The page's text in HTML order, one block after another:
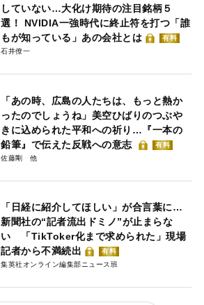
していない…大化け期待の注目銘柄５
選！ NVIDIA一強時代に終止符を打つ「誰
もが知っている」あの会社とは
有料
石井僚一
「あの時、広島の人たちは、もっと熱か
ったのでしょうね」美空ひばりのつぶや
きに込められた平和への祈り…『一本の
鉛筆』で伝えた反戦への意志
有料
佐藤剛
「日経に紹介してほしい」が合言葉に…
新聞社の“記者流出ドミノ”が止まらな
い 「TikToker化まで求められた」現場
記者から不満続出
有料
集英社オンライン編集部ニュース班